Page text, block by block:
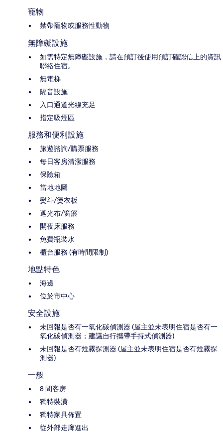
寵物
禁帶寵物或服務性動物
無障礙設施
如需特定無障礙設施，請在預訂後使用預訂確認信上的資訊
聯絡住宿。
無電梯
隔音設施
入口通道光線充足
指定吸煙區
服務和便利設施
旅遊諮詢/購票服務
每日客房清潔服務
保險箱
當地地圖
熨斗/燙衣板
遮光布/窗簾
開夜床服務
免費瓶裝水
櫃台服務 (有時間限制)
地點特色
海邊
位於市中心
安全設施
未回報是否有一氧化碳偵測器 (屋主並未表明住宿是否有一
氧化碳偵測器；建議自行攜帶手持式偵測器)
未回報是否有煙霧探測器 (屋主並未表明住宿是否有煙霧探
測器)
一般
8 間客房
獨特裝潢
獨特家具佈置
從外部走廊進出